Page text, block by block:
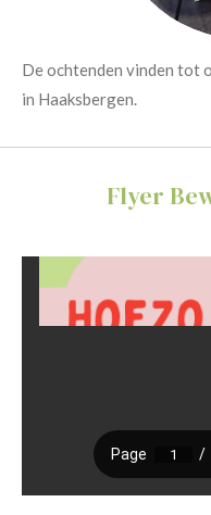
De ochtenden vinden tot
in Haaksbergen.
Flyer